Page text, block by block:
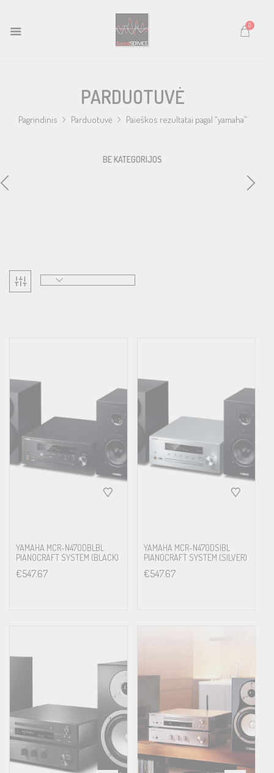
0
PARDUOTUVĖ
Pagrindinis Parduotuvė Paieškos rezultatai pagal “yamaha”
BE KATEGORIJOS
YAMAHA MCR-N470DBLBL
PIANOCRAFT SYSTEM (BLACK)
€547.67
YAMAHA MCR-N470DSIBL
PIANOCRAFT SYSTEM (SILVER)
€547.67